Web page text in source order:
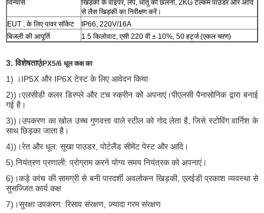
विन्यास
खिड़की के वाइपर, लैंप, धातु की छलनी, 2KG टैल्कम पाउडर और आदि
से लैस खिड़की का निरीक्षण करें।
EUT . के लिए पावर सॉकेट
IP66, 220V/16A
बिजली की आपूर्ति
1.5 किलोवाट, एसी 220 वी ± 10%, 50 हर्ट्ज (एकल चरण)
3. विशेषताएंIPX5/6 धूल कक्ष का
1) ।IP5X और IP6X टेस्ट के लिए आवेदन किया
2))।एलसीडी कलर डिस्प्ले और टच स्क्रीन को अपनाएं।पीएलसी पैनासोनिक द्वारा बनाई
गई है।
3))।उपकरण का खोल उच्च गुणवत्ता वाले स्टील को गोद लेता है, जिसे स्टोविंग वार्निश के
साथ छिड़का जाता है।
4))।रेत और धूल: सूखा पाउडर, पोर्टलैंड सीमेंट पेस्ट और आदि।
5).नियंत्रण प्रणाली: प्रोग्राम करने योग्य समय नियंत्रक को अपनाएं।
6)।कड़े कांच की सामग्री से बनी पारदर्शी अवलोकन खिड़की, एलईडी प्रकाश व्यवस्था से
सुसज्जित कार्य कक्ष
7)।सुरक्षा उपकरण: रिसाव संरक्षण, ज़्यादा गरम संरक्षण